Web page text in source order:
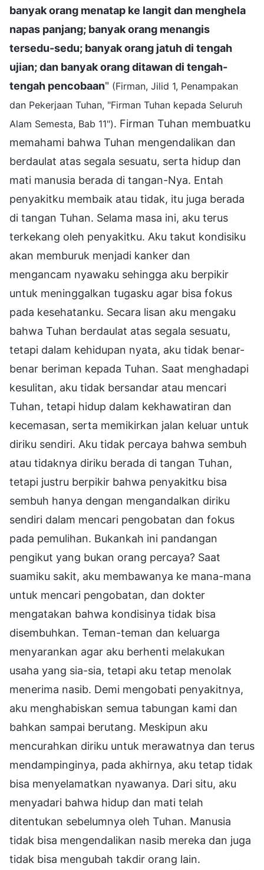
banyak orang menatap ke langit dan menghela
napas panjang; banyak orang menangis
tersedu-sedu; banyak orang jatuh di tengah
ujian; dan banyak orang ditawan di tengah-
tengah pencobaan" (Firman, Jilid 1, Penampakan
dan Pekerjaan Tuhan, "Firman Tuhan kepada Seluruh
Alam Semesta, Bab 11"). Firman Tuhan membuatku
memahami bahwa Tuhan mengendalikan dan
berdaulat atas segala sesuatu, serta hidup dan
mati manusia berada di tangan-Nya. Entah
penyakitku membaik atau tidak, itu juga berada
di tangan Tuhan. Selama masa ini, aku terus
terkekang oleh penyakitku. Aku takut kondisiku
akan memburuk menjadi kanker dan
mengancam nyawaku sehingga aku berpikir
untuk meninggalkan tugasku agar bisa fokus
pada kesehatanku. Secara lisan aku mengaku
bahwa Tuhan berdaulat atas segala sesuatu,
tetapi dalam kehidupan nyata, aku tidak benar-
benar beriman kepada Tuhan. Saat menghadapi
kesulitan, aku tidak bersandar atau mencari
Tuhan, tetapi hidup dalam kekhawatiran dan
kecemasan, serta memikirkan jalan keluar untuk
diriku sendiri. Aku tidak percaya bahwa sembuh
atau tidaknya diriku berada di tangan Tuhan,
tetapi justru berpikir bahwa penyakitku bisa
sembuh hanya dengan mengandalkan diriku
sendiri dalam mencari pengobatan dan fokus
pada pemulihan. Bukankah ini pandangan
pengikut yang bukan orang percaya? Saat
suamiku sakit, aku membawanya ke mana-mana
untuk mencari pengobatan, dan dokter
mengatakan bahwa kondisinya tidak bisa
disembuhkan. Teman-teman dan keluarga
menyarankan agar aku berhenti melakukan
usaha yang sia-sia, tetapi aku tetap menolak
menerima nasib. Demi mengobati penyakitnya,
aku menghabiskan semua tabungan kami dan
bahkan sampai berutang. Meskipun aku
mencurahkan diriku untuk merawatnya dan terus
mendampinginya, pada akhirnya, aku tetap tidak
bisa menyelamatkan nyawanya. Dari situ, aku
menyadari bahwa hidup dan mati telah
ditentukan sebelumnya oleh Tuhan. Manusia
tidak bisa mengendalikan nasib mereka dan juga
tidak bisa mengubah takdir orang lain.